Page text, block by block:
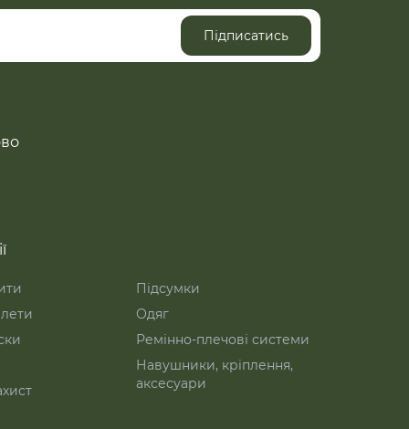
Підписатись
Підсумки
Одяг
Ремінно-плечові системи
Навушники, кріплення,
аксесуари